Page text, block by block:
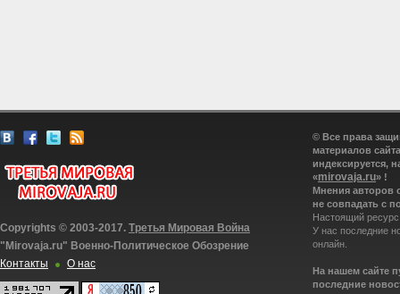
Copyrights © 2003-2017. Третья Мировая Война
"Mirovaja.ru" Военно-Политическое Обозрение
Контакты
О нас
© Все права
материалов
индексируется,
«mirovaja.ru» !
Мнения авторов
не совпадать с
Настоящий
У нас последние
онлайн.
На нашем сайте
последние